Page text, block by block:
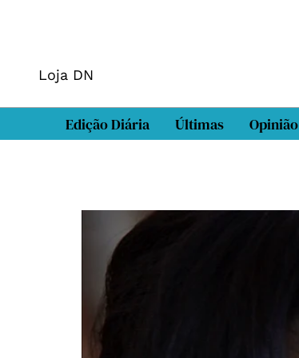
Loja DN
Edição Diária Últimas Opinião